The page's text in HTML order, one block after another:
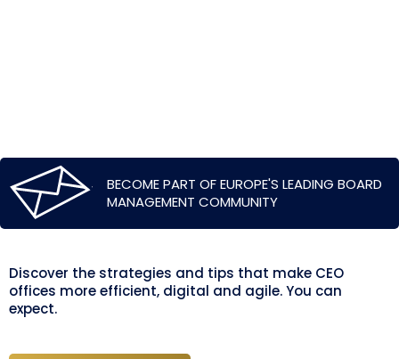
BECOME PART OF EUROPE'S LEADING BOARD
MANAGEMENT COMMUNITY
Discover the strategies and tips that make CEO
offices more efficient, digital and agile. You can
expect.